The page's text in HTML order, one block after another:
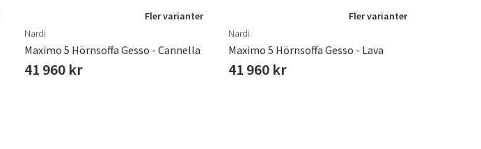
Fler varianter
Nardi
Maximo 5 Hörnsoffa Gesso - Cannella
41 960 kr
Fler varianter
Nardi
Maximo 5 Hörnsoffa Gesso - Lava
41 960 kr